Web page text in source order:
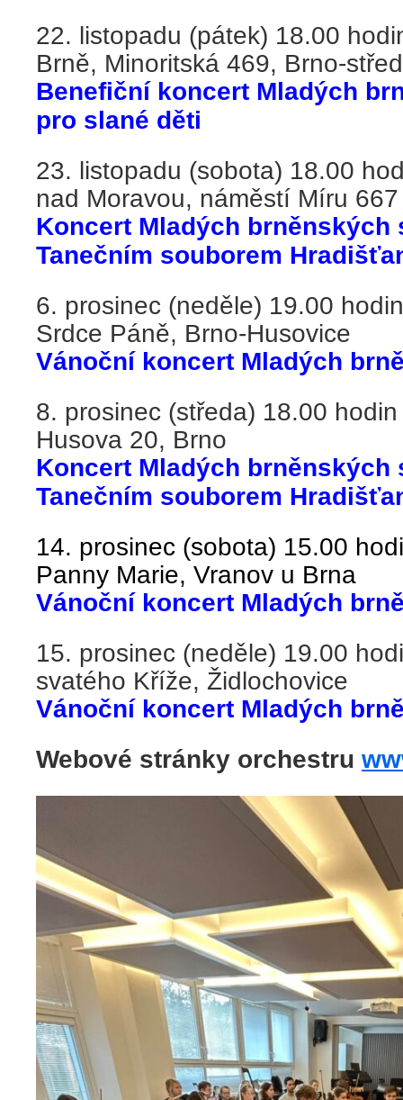
22. listopadu (pátek) 18.00
Brně, Minoritská 469, Brno-střed
Benefiční koncert Mladých
pro slané děti
23. listopadu (sobota) 18.00
nad Moravou, náměstí Míru 667
Koncert Mladých brněnských
Tanečním souborem
6. prosinec (neděle) 19.00
Srdce Páně, Brno-Husovice
Vánoční koncert Mladých
8. prosinec (středa) 18.00
Husova 20, Brno
Koncert Mladých brněnských
Tanečním souborem
14. prosinec (sobota) 15.00
Panny Marie, Vranov u Brna
Vánoční koncert Mladých
15. prosinec (neděle) 19.00
svatého Kříže, Židlochovice
Vánoční koncert Mladých
Webové stránky orchestru